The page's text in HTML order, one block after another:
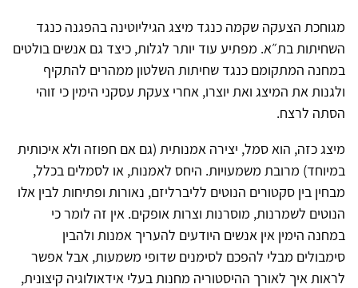
מגוחכת הצעקה שקמה כנגד מיצג הגיליוטינה בהפגנה כנגד
השחיתות בת״א. מפתיע עוד יותר לגלות, כיצד גם אנשים בולטים
במחנה המתקומם כנגד שחיתות השלטון ממהרים להתקיף
ולגנות את המיצג ואת יוצרו, אחרי צעקת עסקני הימין כי זוהי
הסתה לרצח.
מיצג כזה, הוא סמל, יצירה אמנותית (גם אם חפוזה ולא איכותית
במיוחד) מרובת משמעויות. היחס לאמנות, או לסמלים בכלל,
מבחין בין סקטורים הנוטים לליברליזם, נאורות ופתיחות לבין אלו
הנוטים לשמרנות, מוסרנות וצרות אופקים. אין זה לומר כי
במחנה הימין אין אנשים היודעים להעריך אמנות ולהבין
סימבולים מבלי להפכם לסימנים שדופי משמעות, אבל אפשר
לראות איך לאורך ההיסטוריה מחנות בעלי אידאולוגיה קיצונית,